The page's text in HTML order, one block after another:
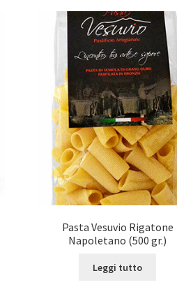
Pasta Vesuvio Rigatone
Napoletano (500 gr.)
Leggi tutto